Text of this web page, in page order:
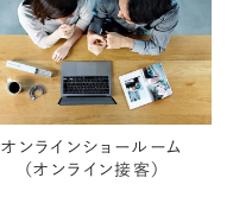
オンラインショールーム
（オンライン接客）